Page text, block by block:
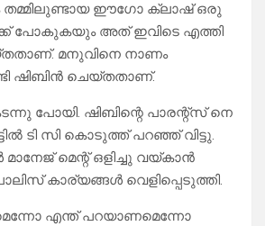
തമ്മിലുണ്ടായ ഈഗോ ക്ലാഷ് ഒരു
പോകുകയും അത് ഇവിടെ എത്തി
മനുവിനെ നാണം
ഷിബിന്‍ ചെയ്തതാണ്.
പോയി. ഷിബിന്റെ പാരന്റ്സ് നെ
ടി സി കൊടുത്ത് പറഞ്ഞ് വിട്ടു.
മെന്റ് ഒളിച്ചു വയ്കാന്‍
കാര്യങ്ങള്‍ വെളിപ്പെടുത്തി.
എന്ത് പറയാണമെന്നോ